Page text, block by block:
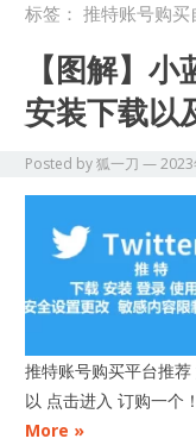
标签：推特账号购买
【图解】
安装下载以
Posted by狐一刀 —2023
推特账号购买平台推
以 点击进入 订购一个
More »